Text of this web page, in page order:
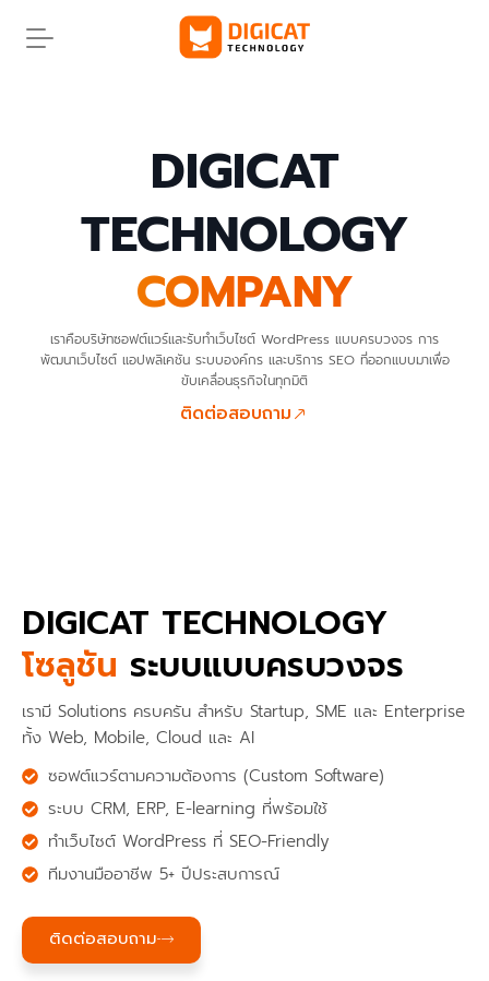
DIGICAT
TECHNOLOGY
COMPANY
เราคือบริษัทซอฟต์แวร์และรับทำเว็บไซต์ WordPress แบบครบวงจร การ
พัฒนาเว็บไซต์ แอปพลิเคชัน ระบบองค์กร และบริการ SEO ที่ออกแบบมาเพื่อ
ขับเคลื่อนธุรกิจในทุกมิติ
ติดต่อสอบถาม
DIGICAT TECHNOLOGY
โซลูชัน ระบบแบบครบวงจร
เรามี Solutions ครบครัน สำหรับ Startup, SME และ Enterprise
ทั้ง Web, Mobile, Cloud และ AI
ซอฟต์แวร์ตามความต้องการ (Custom Software)
ระบบ CRM, ERP, E-learning ที่พร้อมใช้
ทำเว็บไซต์ WordPress ที่ SEO-Friendly
ทีมงานมืออาชีพ 5+ ปีประสบการณ์
ติดต่อสอบถาม